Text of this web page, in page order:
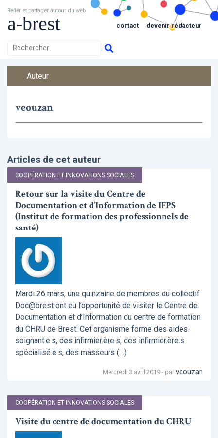
Relier et partager autour du web
a-brest contact devenir rédacteur
Auteur
veouzan
Articles de cet auteur
COOPÉRATION ET INNOVATIONS SOCIALES
Retour sur la visite du Centre de
Documentation et d’Information de IFPS
(Institut de formation des professionnels de
santé)
Mardi 26 mars, une quinzaine de membres du collectif
Doc@brest ont eu l’opportunité de visiter le Centre de
Documentation et d’Information du centre de formation
du CHRU de Brest. Cet organisme forme des aides-
soignant.e.s, des infirmier.ère.s, des infirmier.ère.s
spécialisé.e.s, des masseurs (…)
Mercredi 3 avril 2019 - par veouzan
COOPÉRATION ET INNOVATIONS SOCIALES
Visite du centre de documentation du CHRU